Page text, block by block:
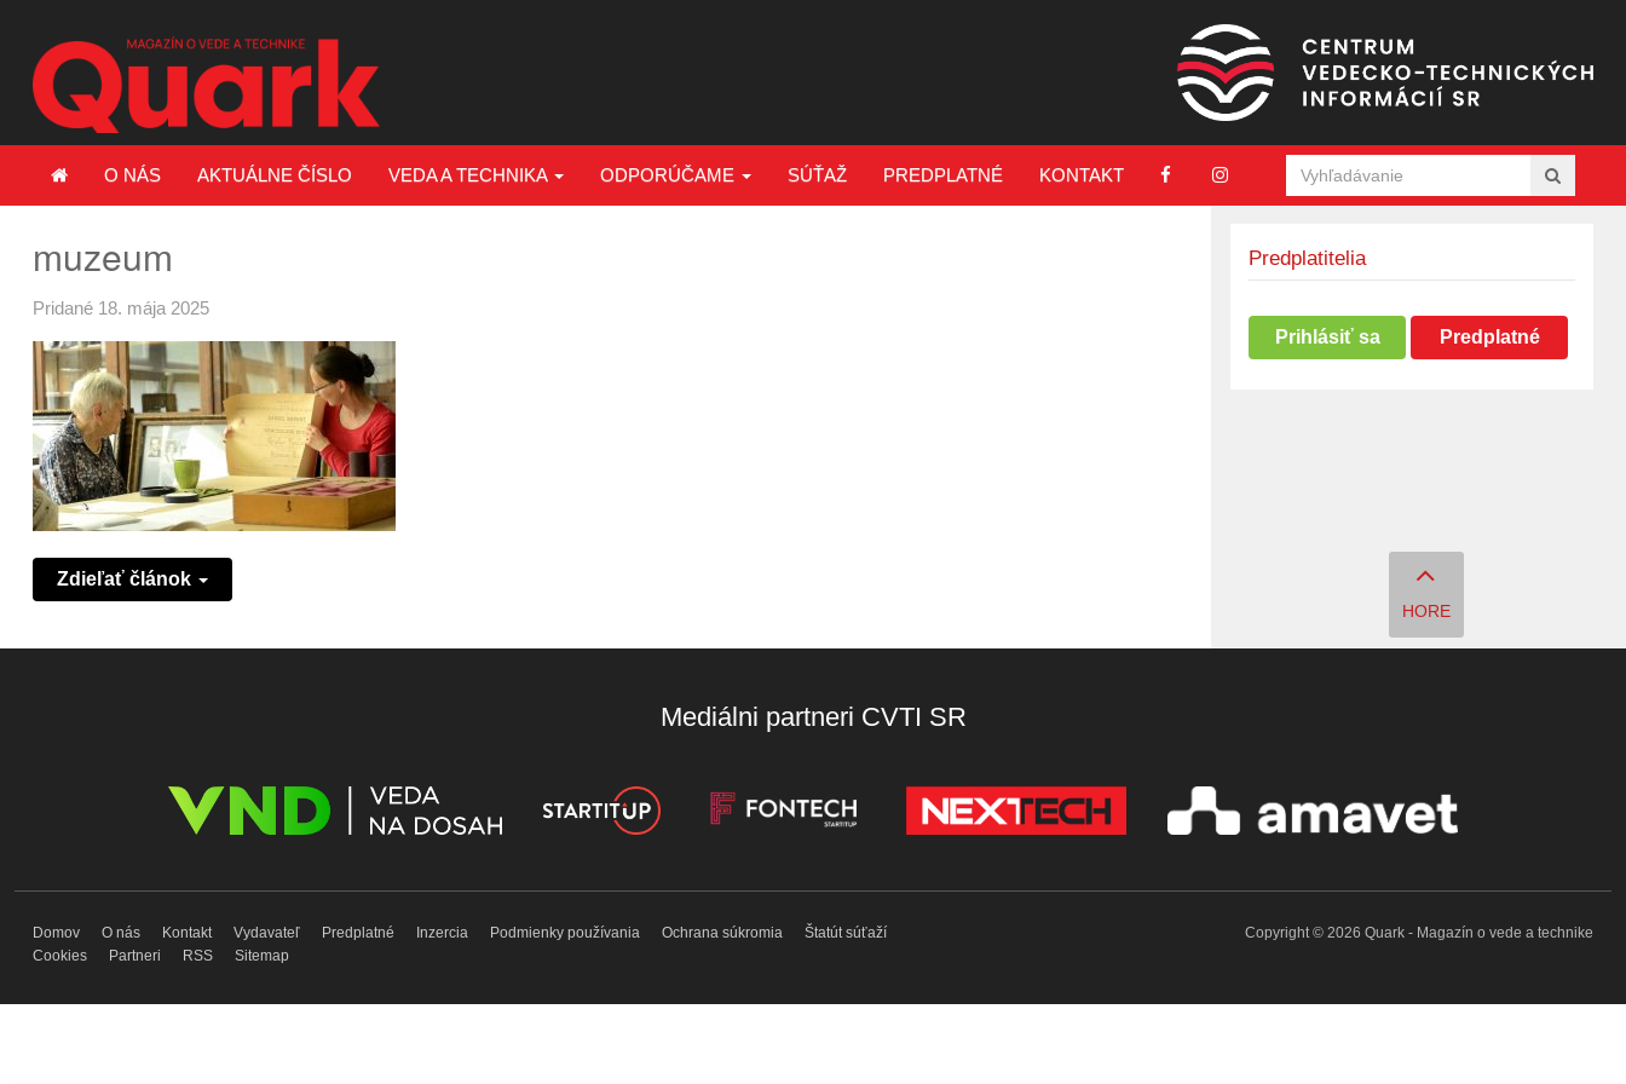
O NÁS AKTUÁLNE ČÍSLO VEDA A TECHNIKA ODPORÚČAME SÚŤAŽ PREDPLATNÉ KONTAKT
muzeum
Pridané 18. mája 2025
Zdieľať článok
Predplatitelia
Prihlásiť sa Predplatné
HORE
Mediálni partneri CVTI SR
Domov O nás Kontakt Vydavateľ Predplatné Inzercia Podmienky používania Ochrana súkromia
Štatút súťaží
Cookies
Partneri RSS Sitemap
Copyright © 2026 Quark - Magazín o vede a technike